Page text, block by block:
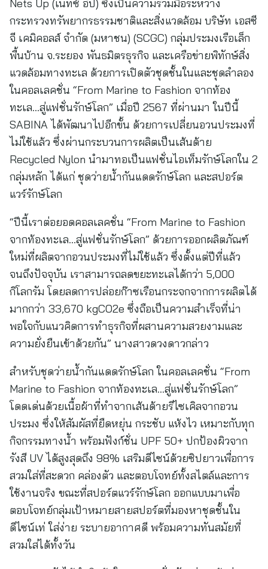
Nets Up (เนทซ์ อัป) ซึ่งเป็นความร่วมมือระหว่าง
กระทรวงทรัพยากรธรรมชาติและสิ่งแวดล้อม บริษัท เอสซี
จี เคมิคอลส์ จำกัด (มหาชน) (SCGC) กลุ่มประมงเรือเล็ก
พื้นบ้าน จ.ระยอง พันธมิตรธุรกิจ และเครือข่ายพิทักษ์สิ่ง
แวดล้อมทางทะเล ด้วยการเปิดตัวชุดชั้นในและชุดลำลอง
ในคอลเลคชั่น “From Marine to Fashion จากท้อง
ทะเล…สู่แฟชั่นรักษ์โลก” เมื่อปี 2567 ที่ผ่านมา ในปีนี้
SABINA ได้พัฒนาไปอีกขั้น ด้วยการเปลี่ยนอวนประมงที่
ไม่ใช้แล้ว ซึ่งผ่านกระบวนการผลิตเป็นเส้นด้าย
Recycled Nylon นำมาทอเป็นแฟชั่นไอเท็มรักษ์โลกใน 2
กลุ่มหลัก ได้แก่ ชุดว่ายน้ำกันแดดรักษ์โลก และสปอร์ต
แวร์รักษ์โลก
“ปีนี้เราต่อยอดคอลเลคชั่น “From Marine to Fashion
จากท้องทะเล…สู่แฟชั่นรักษ์โลก” ด้วยการออกผลิตภัณฑ์
ใหม่ที่ผลิตจากอวนประมงที่ไม่ใช้แล้ว ซึ่งตั้งแต่ปีที่แล้ว
จนถึงปัจจุบัน เราสามารถลดขยะทะเลได้กว่า 5,000
กิโลกรัม โดยลดการปล่อยก๊าซเรือนกระจกจากการผลิตได้
มากกว่า 33,670 kgCO2e ซึ่งถือเป็นความสำเร็จที่น่า
พอใจกับแนวคิดการทำธุรกิจที่ผสานความสวยงามและ
ความยั่งยืนเข้าด้วยกัน” นางสาวดวงดาวกล่าว
สำหรับชุดว่ายน้ำกันแดดรักษ์โลก ในคอลเลคชั่น “From
Marine to Fashion จากท้องทะเล…สู่แฟชั่นรักษ์โลก”
โดดเด่นด้วยเนื้อผ้าที่ทำจากเส้นด้ายรีไซเคิลจากอวน
ประมง ซึ่งให้สัมผัสที่ยืดหยุ่น กระชับ แห้งไว เหมาะกับทุก
กิจกรรมทางน้ำ พร้อมฟังก์ชั่น UPF 50+ ปกป้องผิวจาก
รังสี UV ได้สูงสุดถึง 98% เสริมดีไซน์ด้วยซิปยาวเพื่อการ
สวมใส่ที่สะดวก คล่องตัว และตอบโจทย์ทั้งสไตล์และการ
ใช้งานจริง ขณะที่สปอร์ตแวร์รักษ์โลก ออกแบบมาเพื่อ
ตอบโจทย์กลุ่มเป้าหมายสายสปอร์ตที่มองหาชุดชั้นใน
ดีไซน์เท่ ใส่ง่าย ระบายอากาศดี พร้อมความทันสมัยที่
สวมใส่ได้ทั้งวัน